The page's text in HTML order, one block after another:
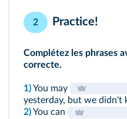
2 Practice!
Complétez les phrases
correcte.
1)You may
yesterday, but we didn't
2)You can